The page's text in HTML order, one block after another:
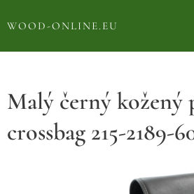
WOOD-ONLINE.EU
Malý černý kožený
crossbag 215-2189-